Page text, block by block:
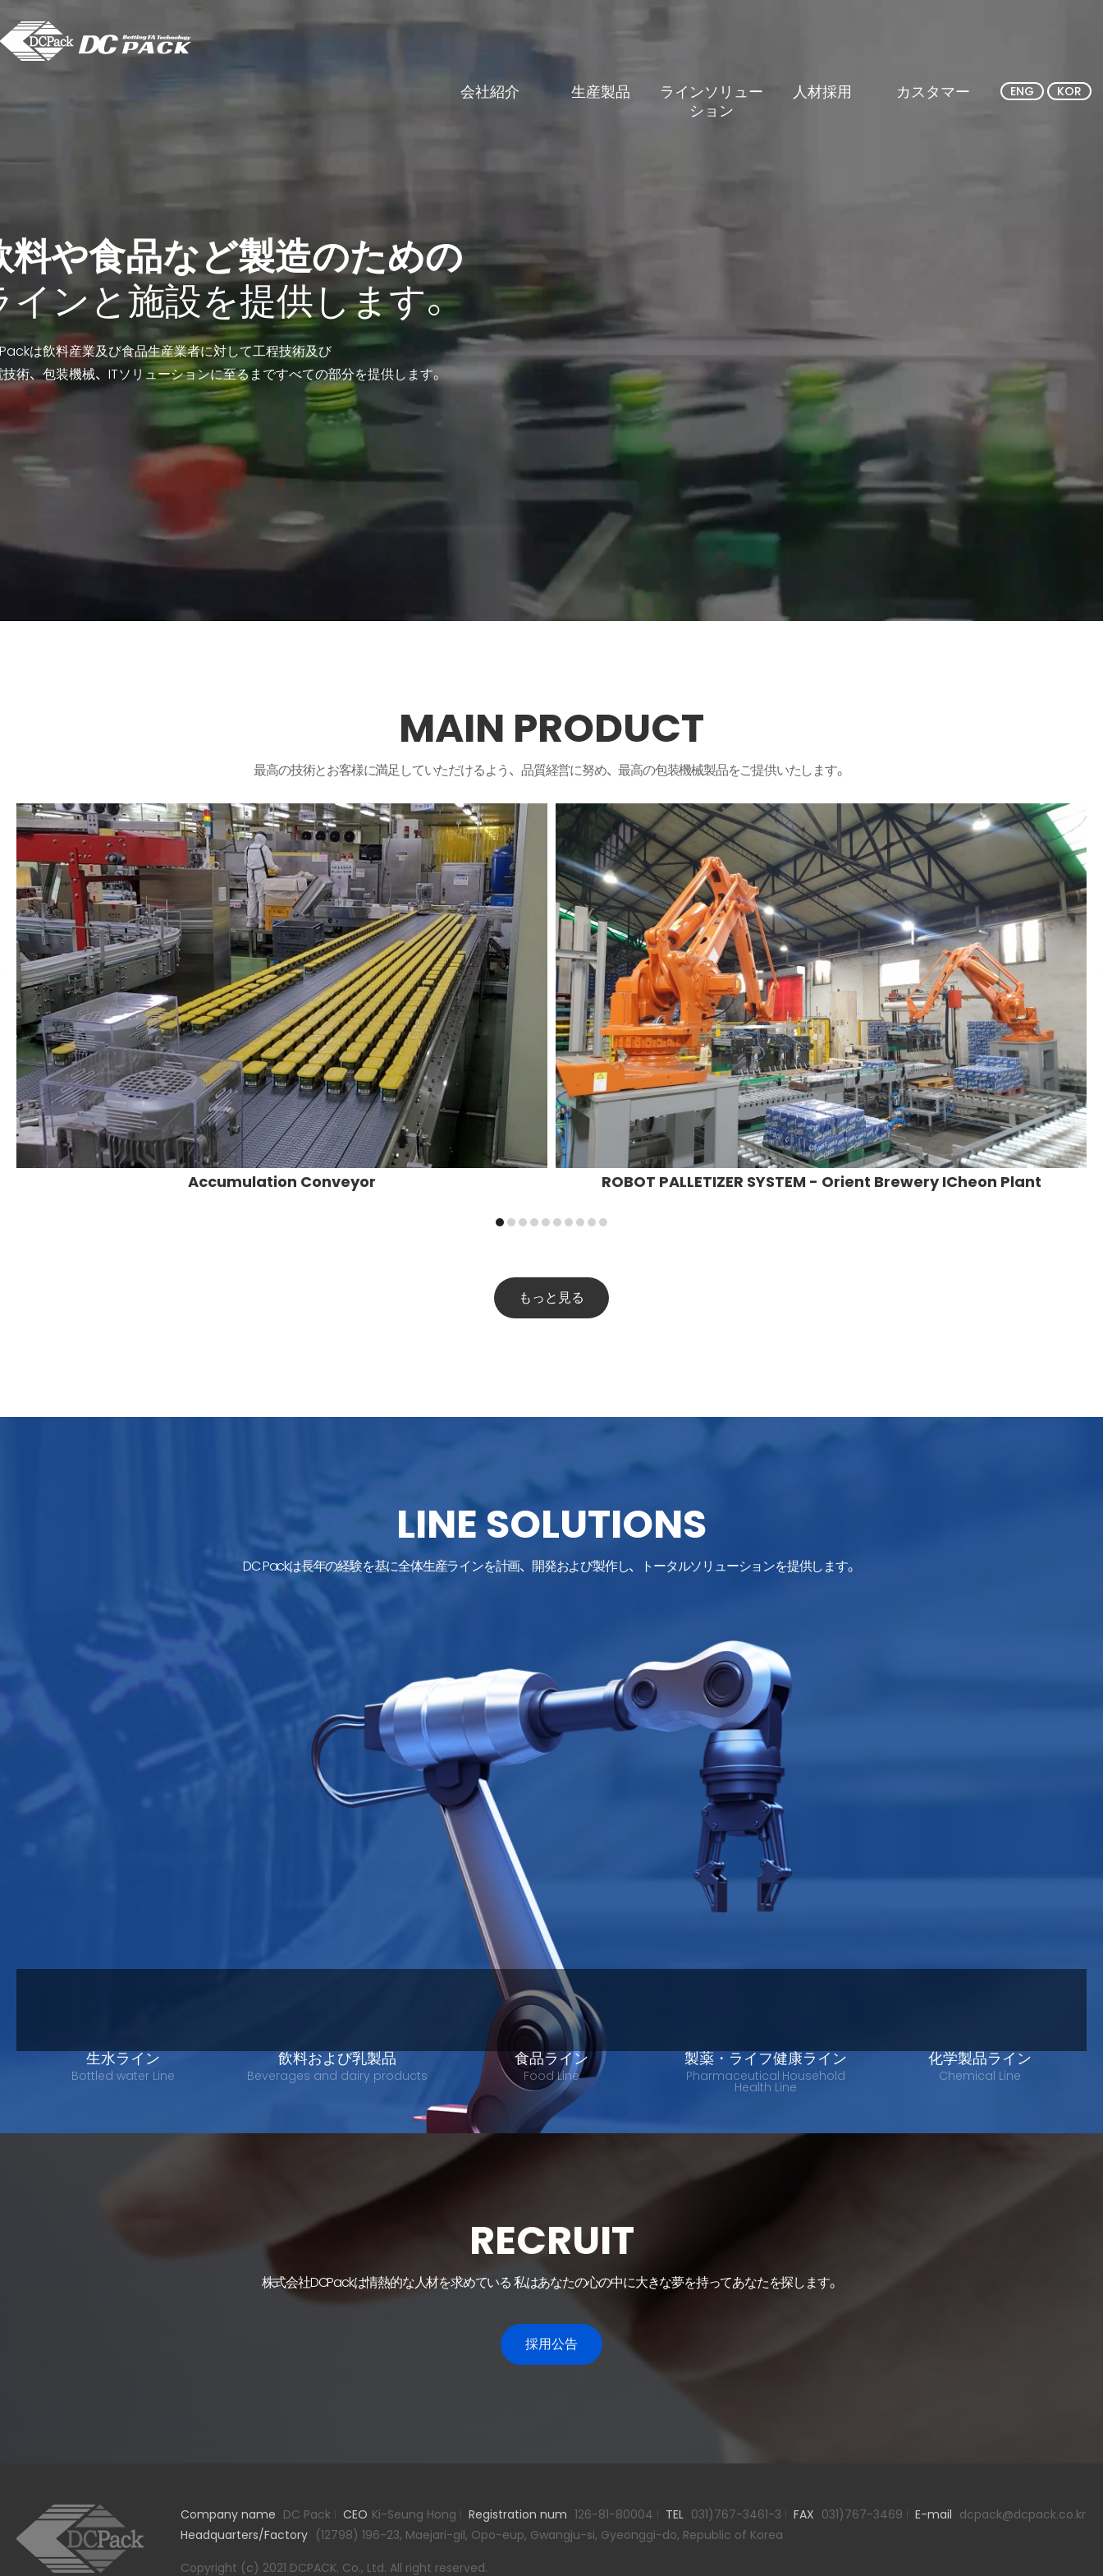
会社紹介 生産製品
ラインソリュー
ション
人材採用 カスタマー ENG KOR
料や食品など製造のための
インと施設を提供します。
は飲料産業及び食品生産業者に対して工程技術及び
術、包装機械、ITソリューションに至るまですべての部分を提供します。
MAIN PRODUCT
最高の技術とお客様に満足していただけるよう、品質経営に努め、最高の包装機械製品をご提供いたします。
Accumulation Conveyor ROBOT PALLETIZER SYSTEM - Orient Brewery ICheon Plant
もっと見る
LINE SOLUTIONS
DC Packは長年の経験を基に全体生産ラインを計画、開発および製作し、トータルソリューションを提供します。
生水ライン
Bottled water Line
飲料および乳製品
Beverages and dairy products
食品ライン
Food Line
製薬・ライフ健康ライン
Pharmaceutical·Household
Health Line
化学製品ライン
Chemical Line
RECRUIT
株式会社DCPackは情熱的な人材を求めている 私はあなたの心の中に大きな夢を持ってあなたを探します。
採用公告
Company name DC Pack CEO Ki-Seung Hong Registration num 126-81-80004 TEL 031)767-3461-3 FAX 031)767-3469 E-mail dcpack@dcpack.co.kr
Headquarters/Factory (12798) 196-23, Maejari-gil, Opo-eup, Gwangju-si, Gyeonggi-do, Republic of Korea
Copyright (c) 2021 DCPACK. Co., Ltd. All right reserved.